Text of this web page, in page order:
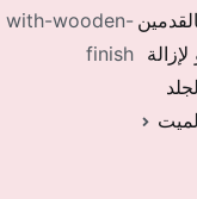
لإزالة
with-wooden-
finish